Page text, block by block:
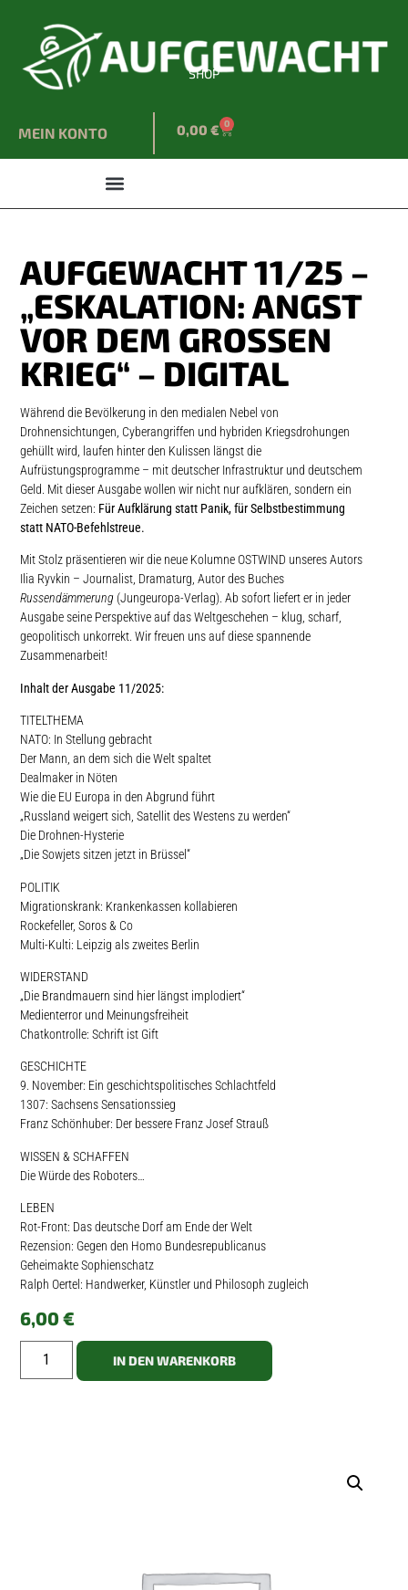
SHOP
MEIN KONTO 0,00 € 0
AUFGEWACHT 11/25 –
„ESKALATION: ANGST
VOR DEM GROSSEN K
RIEG“ – DIGITAL
Während die Bevölkerung in den medialen Nebel von
Drohnensichtungen, Cyberangriffen und hybriden Kriegsdrohungen
gehüllt wird, laufen hinter den Kulissen längst die
Aufrüstungsprogramme – mit deutscher Infrastruktur und deutschem
Geld. Mit dieser Ausgabe wollen wir nicht nur aufklären, sondern ein
Zeichen setzen: Für Aufklärung statt Panik, für Selbstbestimmung
statt NATO-Befehlstreue.
Mit Stolz präsentieren wir die neue Kolumne OSTWIND unseres Autors
Ilia Ryvkin – Journalist, Dramaturg, Autor des Buches
Russendämmerung (Jungeuropa-Verlag). Ab sofort liefert er in jeder
Ausgabe seine Perspektive auf das Weltgeschehen – klug, scharf,
geopolitisch unkorrekt. Wir freuen uns auf diese spannende
Zusammenarbeit!
Inhalt der Ausgabe 11/2025:
TITELTHEMA
NATO: In Stellung gebracht
Der Mann, an dem sich die Welt spaltet
Dealmaker in Nöten
Wie die EU Europa in den Abgrund führt
„Russland weigert sich, Satellit des Westens zu werden“
Die Drohnen-Hysterie
„Die Sowjets sitzen jetzt in Brüssel“
POLITIK
Migrationskrank: Krankenkassen kollabieren
Rockefeller, Soros & Co
Multi-Kulti: Leipzig als zweites Berlin
WIDERSTAND
„Die Brandmauern sind hier längst implodiert“
Medienterror und Meinungsfreiheit
Chatkontrolle: Schrift ist Gift
GESCHICHTE
9. November: Ein geschichtspolitisches Schlachtfeld
1307: Sachsens Sensationssieg
Franz Schönhuber: Der bessere Franz Josef Strauß
WISSEN & SCHAFFEN
Die Würde des Roboters…
LEBEN
Rot-Front: Das deutsche Dorf am Ende der Welt
Rezension: Gegen den Homo Bundesrepublicanus
Geheimakte Sophienschatz
Ralph Oertel: Handwerker, Künstler und Philosoph zugleich
6,00€
IN DEN WARENKORB